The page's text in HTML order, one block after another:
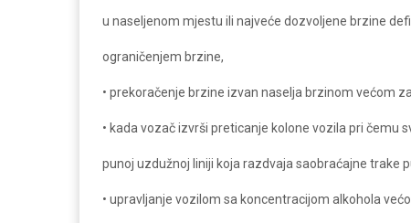
u naseljenom mjestu ili najveće dozvoljene brzine
ograničenjem brzine,
• prekoračenje brzine izvan naselja brzinom većom
• kada vozač izvrši preticanje kolone vozila pri čemu
punoj uzdužnoj liniji koja razdvaja saobraćajne trake
• upravljanje vozilom sa koncentracijom alkohola